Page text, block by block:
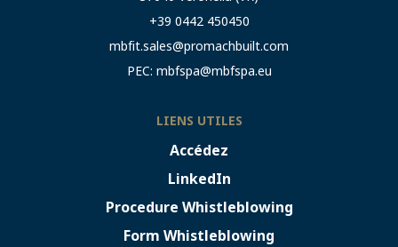
+39 0442 450450
mbfit.sales@promachbuilt.com
PEC: mbfspa@mbfspa.eu
LIENS UTILES
Accédez
LinkedIn
Procedure Whistleblowing
Form Whistleblowing